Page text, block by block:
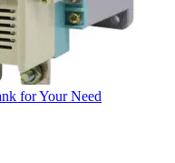
for Your Need